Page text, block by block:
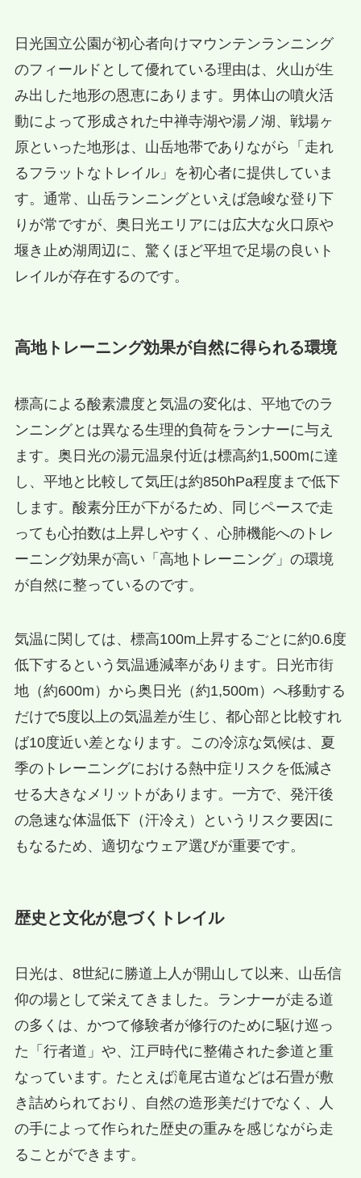
日光国立公園が初心者向けマウンテンランニング
のフィールドとして優れている理由は、火山が生
み出した地形の恩恵にあります。男体山の噴火活
動によって形成された中禅寺湖や湯ノ湖、戦場ヶ
原といった地形は、山岳地帯でありながら「走れ
るフラットなトレイル」を初心者に提供していま
す。通常、山岳ランニングといえば急峻な登り下
りが常ですが、奥日光エリアには広大な火口原や
堰き止め湖周辺に、驚くほど平坦で足場の良いト
レイルが存在するのです。
高地トレーニング効果が自然に得られる環境
標高による酸素濃度と気温の変化は、平地でのラ
ンニングとは異なる生理的負荷をランナーに与え
ます。奥日光の湯元温泉付近は標高約1,500mに達
し、平地と比較して気圧は約850hPa程度まで低下
します。酸素分圧が下がるため、同じペースで走
っても心拍数は上昇しやすく、心肺機能へのトレ
ーニング効果が高い「高地トレーニング」の環境
が自然に整っているのです。
気温に関しては、標高100m上昇するごとに約0.6度
低下するという気温逓減率があります。日光市街
地（約600m）から奥日光（約1,500m）へ移動する
だけで5度以上の気温差が生じ、都心部と比較すれ
ば10度近い差となります。この冷涼な気候は、夏
季のトレーニングにおける熱中症リスクを低減さ
せる大きなメリットがあります。一方で、発汗後
の急速な体温低下（汗冷え）というリスク要因に
もなるため、適切なウェア選びが重要です。
歴史と文化が息づくトレイル
日光は、8世紀に勝道上人が開山して以来、山岳信
仰の場として栄えてきました。ランナーが走る道
の多くは、かつて修験者が修行のために駆け巡っ
た「行者道」や、江戸時代に整備された参道と重
なっています。たとえば滝尾古道などは石畳が敷
き詰められており、自然の造形美だけでなく、人
の手によって作られた歴史の重みを感じながら走
ることができます。